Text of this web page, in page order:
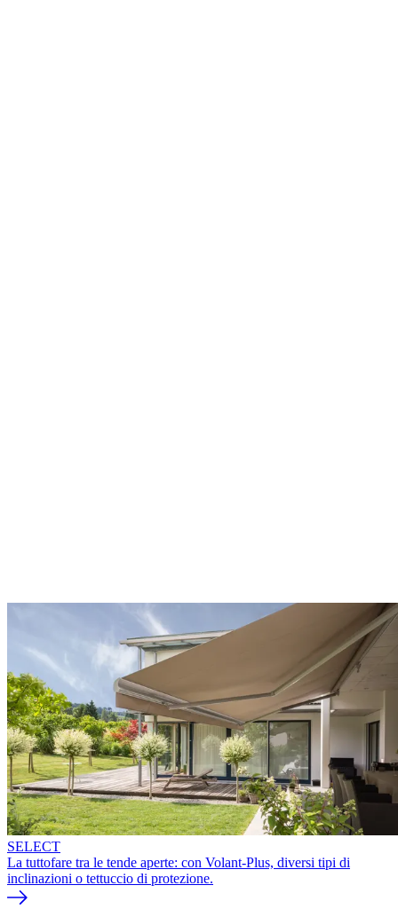
SELECT
La tuttofare tra le tende aperte: con Volant-Plus, diversi tipi di
inclinazioni o tettuccio di protezione.